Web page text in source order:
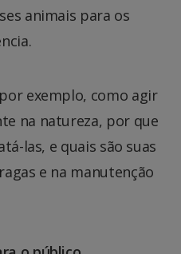
animais para os
exemplo, como agir
na natureza, por que
las, e quais são suas
e na manutenção